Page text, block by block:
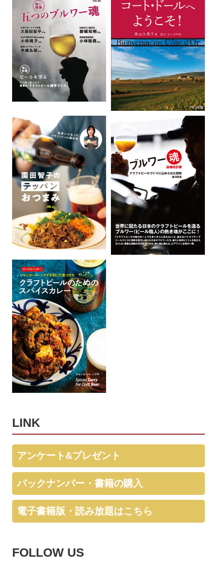
LINK
アンケート&プレゼント
バックナンバー・書籍の購入
電子書籍版・読み放題はこちら
FOLLOW US